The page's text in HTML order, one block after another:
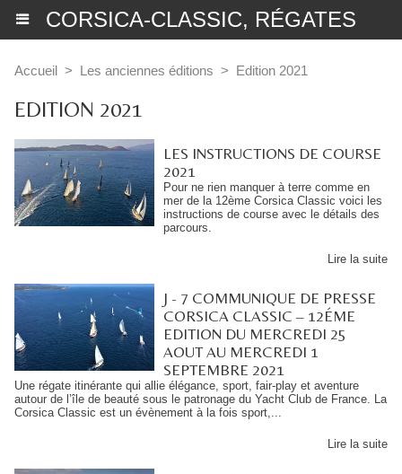
CORSICA-CLASSIC, RÉGATES
Accueil > Les anciennes éditions > Edition 2021
EDITION 2021
LES INSTRUCTIONS DE COURSE
2021
Pour ne rien manquer à terre comme en
mer de la 12ème Corsica Classic voici les
instructions de course avec le détails des
parcours.
Lire la suite
J - 7 COMMUNIQUE DE PRESSE
CORSICA CLASSIC – 12ÉME
EDITION DU MERCREDI 25
AOUT AU MERCREDI 1
SEPTEMBRE 2021
Une régate itinérante qui allie élégance, sport, fair-play et aventure
autour de l’île de beauté sous le patronage du Yacht Club de France. La
Corsica Classic est un évènement à la fois sport,...
Lire la suite